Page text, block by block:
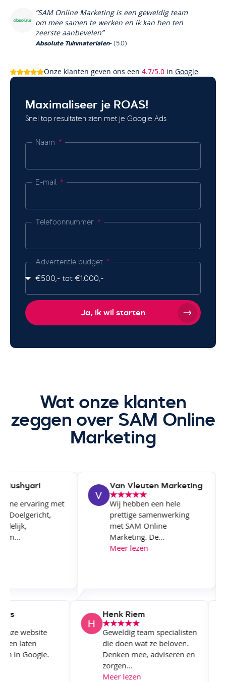
“SAM Online Marketing is een geweldig team
om mee samen te werken en ik kan hen ten
zeerste aanbevelen”
Absolute Tuinmaterialen- (5.0)
Onze klanten geven ons een 4.7/5.0in Google
Maximaliseer je ROAS!
Snel top resultaten zien met je Google Ads
Naam
E-mail
Telefoonnummer
Advertentie budget
Ja, ik wil starten
Wat onze klanten
zeggen over SAM Online
Marketing
ervaring met
Van Vleuten Marketing
Wij hebben een hele
prettige samenwerking
met SAM Online
Marketing. De...
Meer lezen
onze website
en laten
in Google.
Henk Riem
Geweldig team specialisten
die doen wat ze beloven.
Denken mee, adviseren en
zorgen...
Meer lezen